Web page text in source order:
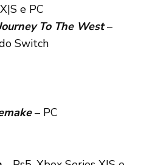
e PC
To The West –
Switch
– PC